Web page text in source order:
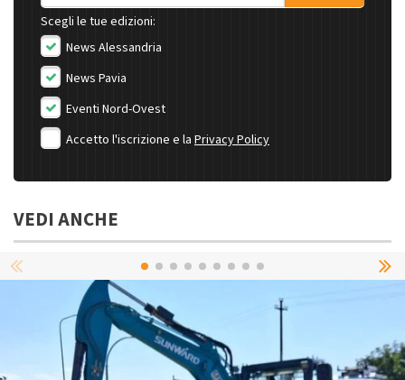
Scegli le tue edizioni:
News Alessandria
News Pavia
Eventi Nord-Ovest
Accetto l'iscrizione e la Privacy Policy
VEDI ANCHE